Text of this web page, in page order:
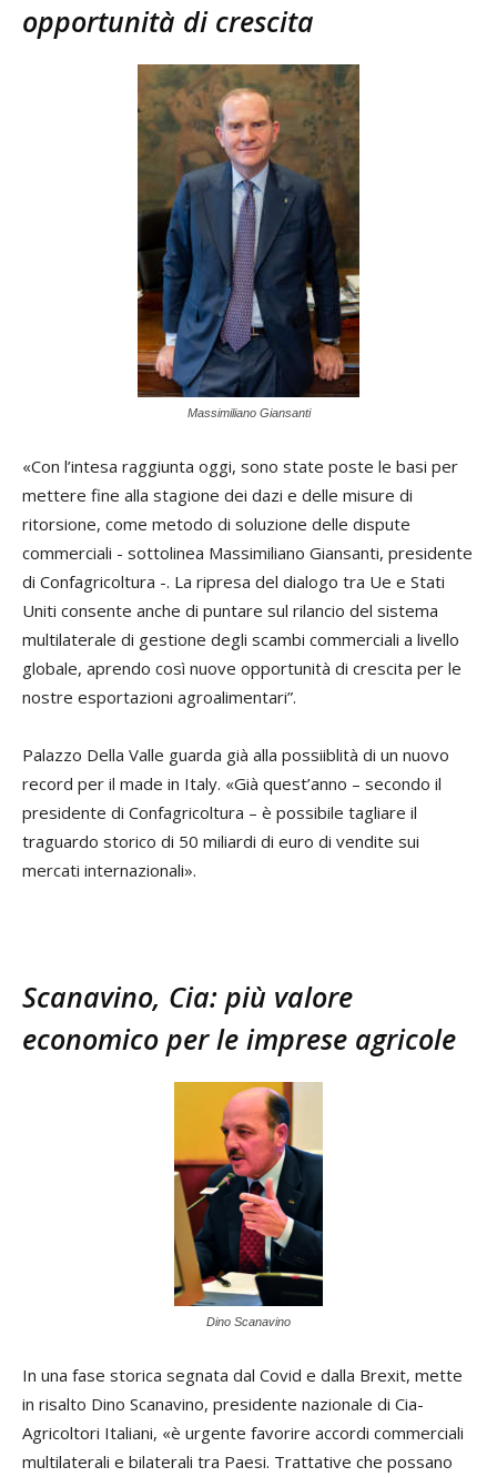
opportunità di crescita
Massimiliano Giansanti
«Con l’intesa raggiunta oggi, sono state poste le basi per
mettere fine alla stagione dei dazi e delle misure di
ritorsione, come metodo di soluzione delle dispute
commerciali - sottolinea Massimiliano Giansanti, presidente
di Confagricoltura -. La ripresa del dialogo tra Ue e Stati
Uniti consente anche di puntare sul rilancio del sistema
multilaterale di gestione degli scambi commerciali a livello
globale, aprendo così nuove opportunità di crescita per le
nostre esportazioni agroalimentari”.
Palazzo Della Valle guarda già alla possiiblità di un nuovo
record per il made in Italy. «Già quest’anno – secondo il
presidente di Confagricoltura – è possibile tagliare il
traguardo storico di 50 miliardi di euro di vendite sui
mercati internazionali».
Scanavino, Cia: più valore
economico per le imprese agricole
Dino Scanavino
In una fase storica segnata dal Covid e dalla Brexit, mette
in risalto Dino Scanavino, presidente nazionale di Cia-
Agricoltori Italiani, «è urgente favorire accordi commerciali
multilaterali e bilaterali tra Paesi. Trattative che possano